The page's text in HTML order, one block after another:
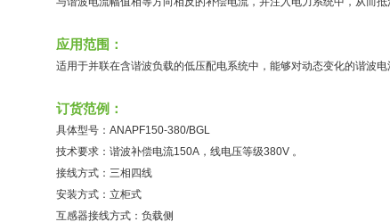
应用范围：
适用于并联在含谐波负载的低压配电系统中，能够对动态变化的谐波电
订货范例：
具体型号：ANAPF150-380/BGL
技术要求：谐波补偿电流150A，线电压等级380V 。
接线方式：三相四线
安装方式：立柜式
互感器接线方式：负载侧